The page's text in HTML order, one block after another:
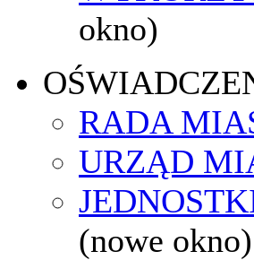
okno)
RADA
URZĄD
(nowe okno)